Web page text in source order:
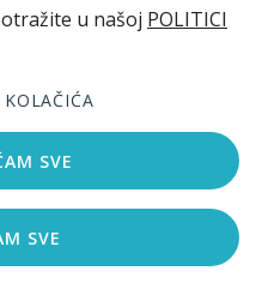
i Brača na jugu,
aktivan odmor.
u našoj POLITICI
SVE
SVE